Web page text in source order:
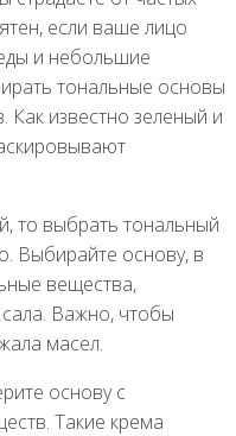
если ваше лицо
и небольшие
тональные основы
Как известно зеленый и
то выбрать тональный
Выбирайте основу, в
вещества,
Важно, чтобы
масел.
основу с
Такие крема